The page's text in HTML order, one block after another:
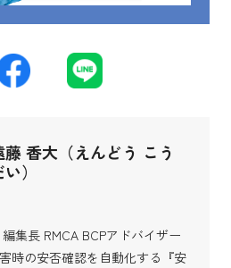
藤 香大（えんどう こう
）
集長 RMCA BCPアドバイザー
時の安否確認を自動化する『安